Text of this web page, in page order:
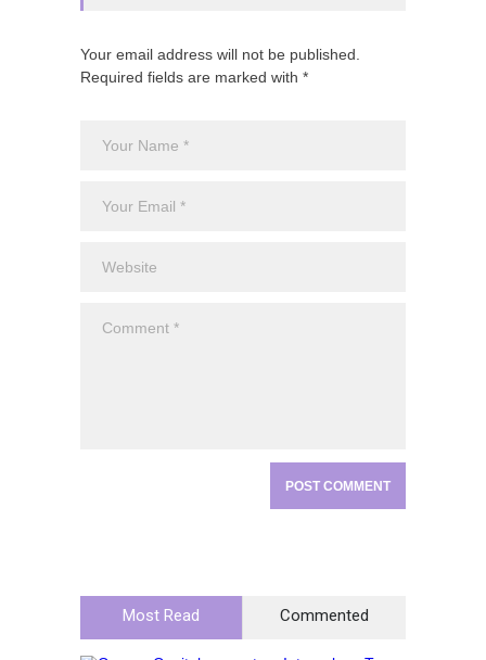
Your email address will not be published.
Required fields are marked with *
Most Read Commented